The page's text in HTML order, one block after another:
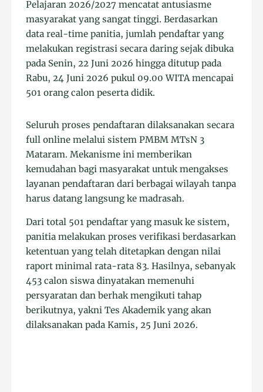
Pelajaran 2026/2027 mencatat antusiasme
masyarakat yang sangat tinggi. Berdasarkan
data real-time panitia, jumlah pendaftar yang
melakukan registrasi secara daring sejak dibuka
pada Senin, 22 Juni 2026 hingga ditutup pada
Rabu, 24 Juni 2026 pukul 09.00 WITA mencapai
501 orang calon peserta didik.
Seluruh proses pendaftaran dilaksanakan secara
full online melalui sistem PMBM MTsN 3
Mataram. Mekanisme ini memberikan
kemudahan bagi masyarakat untuk mengakses
layanan pendaftaran dari berbagai wilayah tanpa
harus datang langsung ke madrasah.
Dari total 501 pendaftar yang masuk ke sistem,
panitia melakukan proses verifikasi berdasarkan
ketentuan yang telah ditetapkan dengan nilai
raport minimal rata-rata 83. Hasilnya, sebanyak
453 calon siswa dinyatakan memenuhi
persyaratan dan berhak mengikuti tahap
berikutnya, yakni Tes Akademik yang akan
dilaksanakan pada Kamis, 25 Juni 2026.